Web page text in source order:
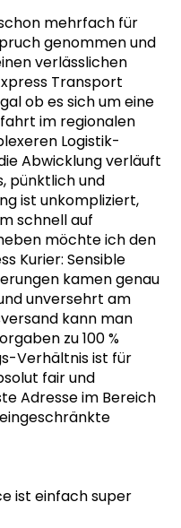
mehrfach für
genommen und
verlässlichen
Transport
ob es sich um eine
im regionalen
Logistik-
Abwicklung verläuft
pünktlich und
ist unkompliziert,
schnell auf
möchte ich den
Kurier: Sensible
kamen genau
unversehrt am
kann man
zu 100 %
Verhältnis ist für
fair und
Adresse im Bereich
ist einfach super